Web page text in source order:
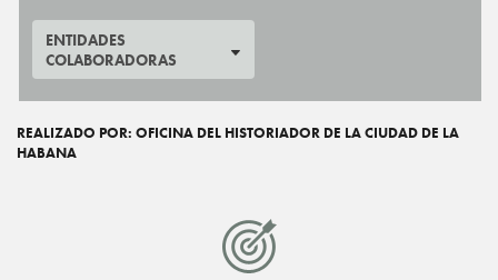
ENTIDADES
COLABORADORAS
REALIZADO POR: OFICINA DEL HISTORIADOR DE LA CIUDAD DE LA
HABANA